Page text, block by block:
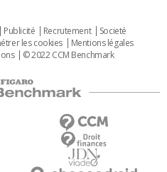
Publicité Recrutement
Societé
les cookies
Mentions légales
© 2022 CCM Benchmark